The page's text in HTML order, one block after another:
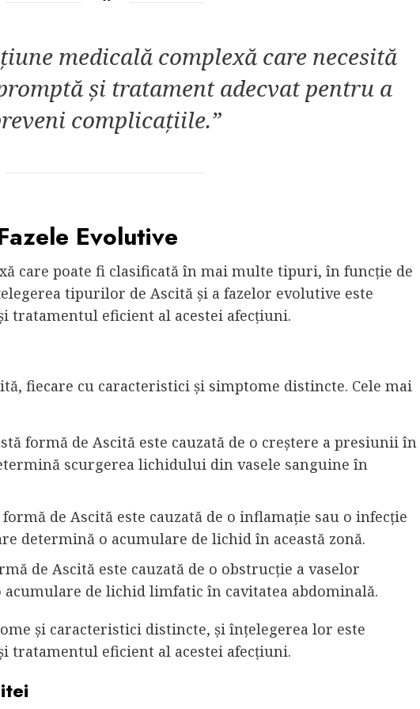
medicală complexă care necesită
și tratament adecvat pentru a
complicațiile.”
Evolutive
care poate fi clasificată în mai multe tipuri, în funcție de
tipurilor de Ascită și a fazelor evolutive este
tratamentul eficient al acestei afecțiuni.
fiecare cu caracteristici și simptome distincte. Cele mai
formă de Ascită este cauzată de o creștere a presiunii în
scurgerea lichidului din vasele sanguine în
formă de Ascită este cauzată de o inflamație sau o infecție
determină o acumulare de lichid în această zonă.
de Ascită este cauzată de o obstrucție a vaselor
de lichid limfatic în cavitatea abdominală.
și caracteristici distincte, și înțelegerea lor este
tratamentul eficient al acestei afecțiuni.